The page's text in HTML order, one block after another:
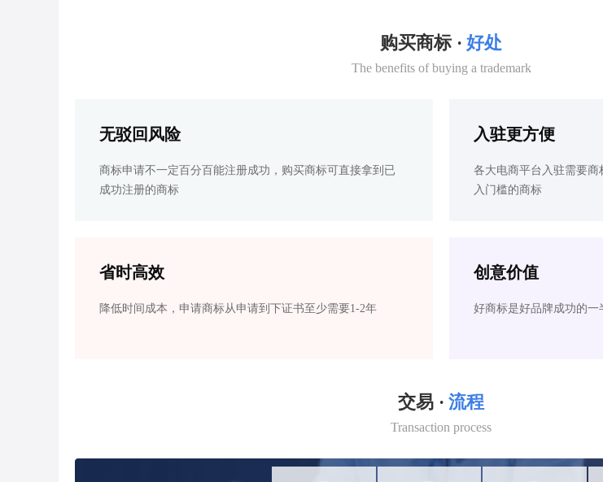
购买商标 · 好处
The benefits of buying a trademark
无驳回风险
商标申请不一定百分百能注册成功，购买商标可直接拿到已
成功注册的商标
入驻更方便
各大电商平台入驻需要
入门槛的商标
省时高效
降低时间成本，申请商标从申请到下证书至少需要1-2年
创意价值
好商标是好品牌成功的一
交易 · 流程
Transaction process